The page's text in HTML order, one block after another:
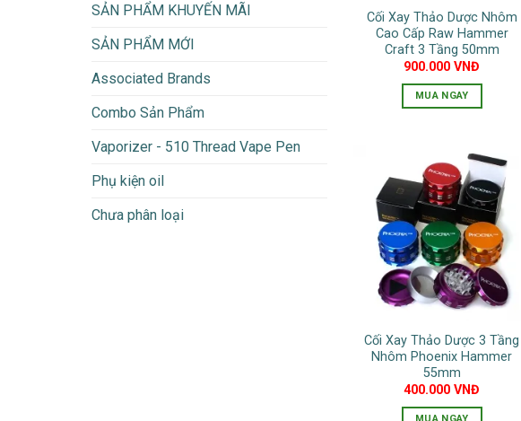
SẢN PHẨM KHUYẾN MÃI
SẢN PHẨM MỚI
Associated Brands
Combo Sản Phẩm
Vaporizer - 510 Thread Vape Pen
Phụ kiện oil
Chưa phân loại
Cối Xay Thảo Dược Nhôm
Cao Cấp Raw Hammer
Craft 3 Tầng 50mm
900.000VNĐ
MUA NGAY
Cối Xay Thảo Dược 3 Tầng
Nhôm Phoenix Hammer
55mm
400.000VNĐ